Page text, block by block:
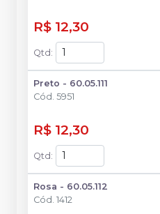
R$ 12,30
Qtd :
Preto - 60.05.111
Cód. 5951
R$ 12,30
Qtd :
Rosa - 60.05.112
Cód. 1412